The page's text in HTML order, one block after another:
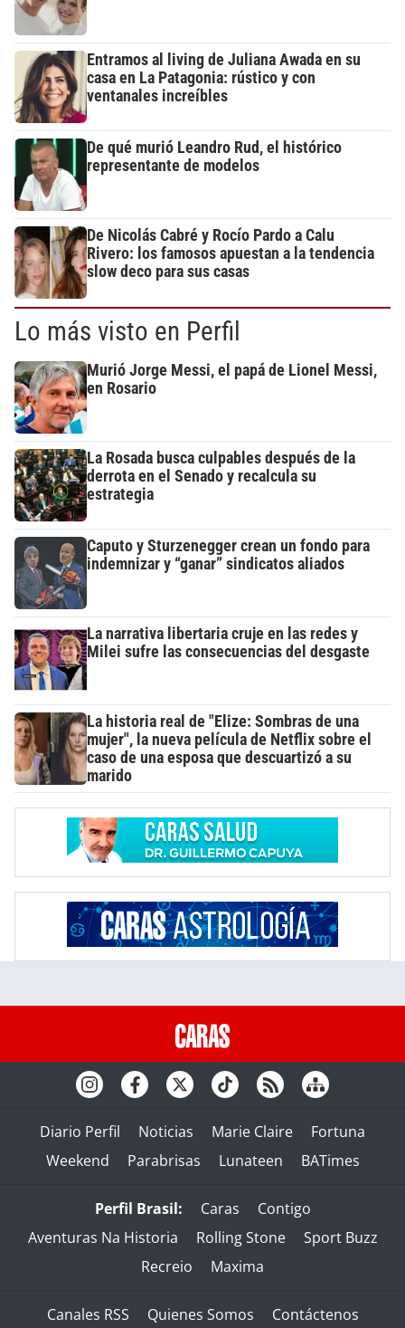
Entramos al living de Juliana Awada en su
casa en La Patagonia: rústico y con
ventanales increíbles
De qué murió Leandro Rud, el histórico
representante de modelos
De Nicolás Cabré y Rocío Pardo a Calu
Rivero: los famosos apuestan a la tendencia
slow deco para sus casas
Lo más visto en Perfil
Murió Jorge Messi, el papá de Lionel Messi,
en Rosario
La Rosada busca culpables después de la
derrota en el Senado y recalcula su
estrategia
Caputo y Sturzenegger crean un fondo para
indemnizar y “ganar” sindicatos aliados
La narrativa libertaria cruje en las redes y
Milei sufre las consecuencias del desgaste
La historia real de "Elize: Sombras de una
mujer", la nueva película de Netflix sobre el
caso de una esposa que descuartizó a su
marido
Diario Perfil Noticias Marie Claire
Fortuna
Weekend
Parabrisas Lunateen BATimes
Perfil Brasil: Caras
Contigo
Aventuras Na Historia
Rolling Stone
Sport Buzz
Recreio
Maxima
Canales RSS Quienes Somos Contáctenos